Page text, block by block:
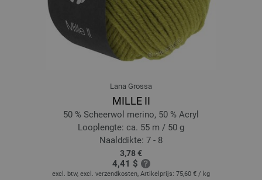
18-groenbruin | EAN: 4033493402415
19-room | EAN: 4033493402422
20-wit | EAN: 4033493402439
Lana Grossa
MILLE II
50 % Scheerwol merino, 50 % Acryl
Looplengte: ca. 55 m / 50 g
Naalddikte: 7 - 8
3,78 €
4,41 $
excl. btw, excl. verzendkosten, Artikelprijs: 75,60 € / kg